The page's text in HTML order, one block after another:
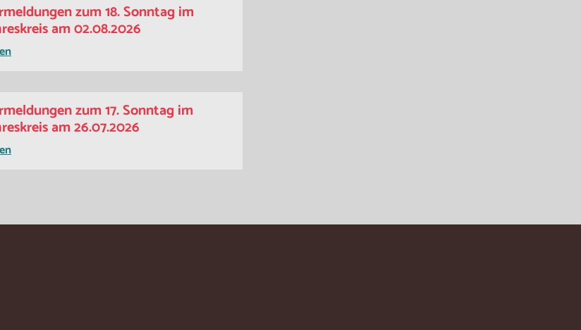
zum 18. Sonntag im
am 02.08.2026
zum 17. Sonntag im
am 26.07.2026